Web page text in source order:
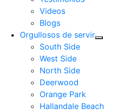
Videos
Blogs
Orgullosos de servir
South Side
West Side
North Side
Deerwood
Orange Park
Hallandale Beach